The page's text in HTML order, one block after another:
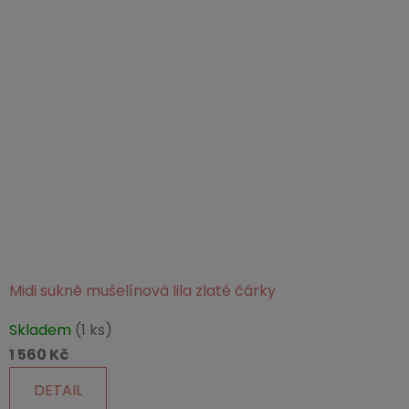
Midi sukně mušelínová lila zlaté čárky
hodnocení
produktu
Skladem (1 ks)
1 560 Kč
DETAIL